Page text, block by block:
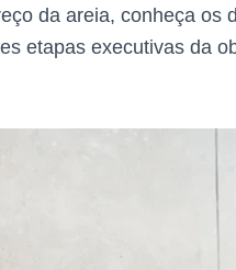
da areia, conheça os
etapas executivas da